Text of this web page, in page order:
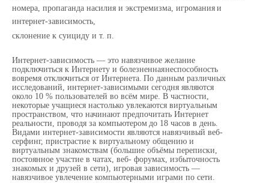
номера, пропаганда насилия и экстремизма, игромания и
интернет-зависимость,
склонение к суициду и т. п.
Интернет-зависимость — это навязчивое желание
подключиться к Интернету и болезненнаянеспособность
вовремя отключиться от Интернета. По данным различных
исследований, интернет-зависимыми сегодня являются
около 10 % пользователей во всём мире. В частности,
некоторые учащиеся настолько увлекаются виртуальным
пространством, что начинают предпочитать Интернет
реальности, проводя за компьютером до 18 часов в день.
Видами интернет-зависимости являются навязчивый веб-
серфинг, пристрастие к виртуальному общению и
виртуальным знакомствам (большие объёмы переписки,
постоянное участие в чатах, веб- форумах, избыточность
знакомых и друзей в сети), игровая зависимость —
навязчивое увлечение компьютерными играми по сети.